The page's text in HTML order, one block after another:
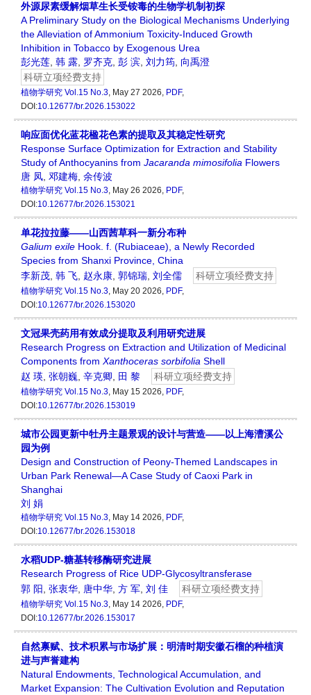
外源尿素缓解烟草生长受铵毒的生物学机制初探
A Preliminary Study on the Biological Mechanisms Underlying
the Alleviation of Ammonium Toxicity-Induced Growth
Inhibition in Tobacco by Exogenous Urea
彭光莲 韩 露 罗齐克 彭 滨 刘力筠 向禹澄
科研立项经费支持
植物学研究 Vol.15 No.3, May 27 2026, PDF,
DOI:10.12677/br.2026.153022
响应面优化蓝花楹花色素的提取及其稳定性研究
Response Surface Optimization for Extraction and Stability
Study of Anthocyanins from Jacaranda mimosifolia Flowers
唐 凤 邓建梅 余传波
植物学研究 Vol.15 No.3, May 26 2026, PDF,
DOI:10.12677/br.2026.153021
单花拉拉藤——山西茜草科一新分布种
Galium exile Hook. f. (Rubiaceae), a Newly Recorded
Species from Shanxi Province, China
李新茂 韩 飞 赵永康 郭锦瑞 刘全儒 科研立项经费支持
植物学研究 Vol.15 No.3, May 20 2026, PDF,
DOI:10.12677/br.2026.153020
文冠果壳药用有效成分提取及利用研究进展
Research Progress on Extraction and Utilization of Medicinal
Components from Xanthoceras sorbifolia Shell
赵 瑛 张朝巍 辛克卿 田 黎 科研立项经费支持
植物学研究 Vol.15 No.3, May 15 2026, PDF,
DOI:10.12677/br.2026.153019
城市公园更新中牡丹主题景观的设计与营造——以上海漕溪公
园为例
Design and Construction of Peony-Themed Landscapes in
Urban Park Renewal—A Case Study of Caoxi Park in
Shanghai
刘 娟
植物学研究 Vol.15 No.3, May 14 2026, PDF,
DOI:10.12677/br.2026.153018
水稻UDP-糖基转移酶研究进展
Research Progress of Rice UDP-Glycosyltransferase
郭 阳 张衷华 唐中华 方 军 刘 佳 科研立项经费支持
植物学研究 Vol.15 No.3, May 14 2026, PDF,
DOI:10.12677/br.2026.153017
自然禀赋、技术积累与市场扩展：明清时期安徽石榴的种植演
进与声誉建构
Natural Endowments, Technological Accumulation, and
Market Expansion: The Cultivation Evolution and Reputation